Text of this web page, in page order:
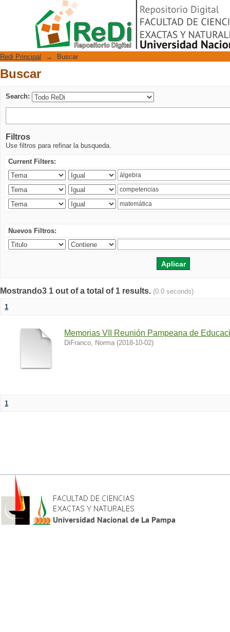
Repositorio Digital
Redi Principal → Buscar
Buscar
Search:
Filtros
Use filtros para refinar la busqueda.
Current Filters:
Nuevos Filtros:
Mostrando3 1 out of a total of 1 results. (0.0 seconds)
1
Memorias VII Reunión Pampeana de
DiFranco, Norma (2018-10-02)
1